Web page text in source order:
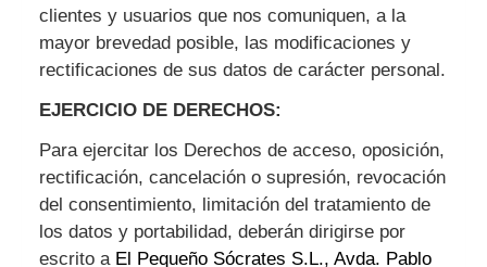
clientes y usuarios que nos comuniquen, a la
mayor brevedad posible, las modificaciones y
rectificaciones de sus datos de carácter personal.
EJERCICIO DE DERECHOS:
Para ejercitar los Derechos de acceso, oposición,
rectificación, cancelación o supresión, revocación
del consentimiento, limitación del tratamiento de
los datos y portabilidad, deberán dirigirse por
escrito a El Pequeño Sócrates S.L., Avda. Pablo